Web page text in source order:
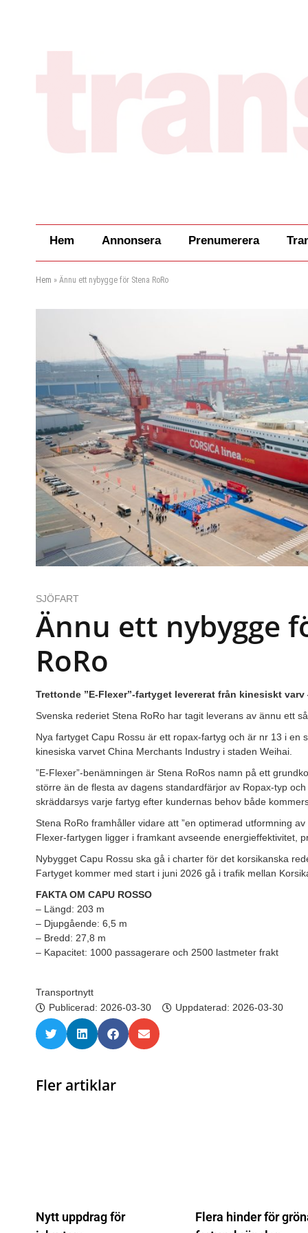
Hem Annonsera Prenumerera
Hem » Ännu ett nybygge för Stena RoRo
SJÖFART
Ännu ett nybygge
RoRo
Trettonde ”E-Flexer”-fartyget levererat från kinesiskt
Svenska rederiet Stena RoRo har tagit leverans av ännu ett så
Nya fartyget Capu Rossu är ett ropax-fartyg och är nr 13 i en
kinesiska varvet China Merchants Industry i staden Weihai.
”E-Flexer”-benämningen är Stena RoRos namn på ett
större än de flesta av dagens standardfärjor av Ropax-typ och
skräddarsys varje fartyg efter kundernas behov både
Stena RoRo framhåller vidare att ”en optimerad utformning
Flexer-fartygen ligger i framkant avseende energieffektivitet,
Nybygget Capu Rossu ska gå i charter för det korsikanska
Fartyget kommer med start i juni 2026 gå i trafik mellan
FAKTA OM CAPU ROSSO
– Längd: 203 m
– Djupgående: 6,5 m
– Bredd: 27,8 m
– Kapacitet: 1000 passagerare och 2500 lastmeter frakt
Transportnytt
Publicerad: 2026-03-30 Uppdaterad: 2026-03-30
Fler artiklar
Nytt uppdrag för
Flera hinder för